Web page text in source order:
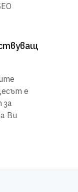
е
за
Ви